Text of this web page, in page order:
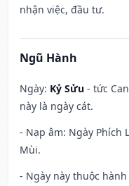
nhận việc, đầu tư.
Ngũ Hành
Ngày: Kỷ Sửu - tức
này là ngày cát.
- Nạp âm: Ngày Phích
Mùi.
- Ngày này thuộc